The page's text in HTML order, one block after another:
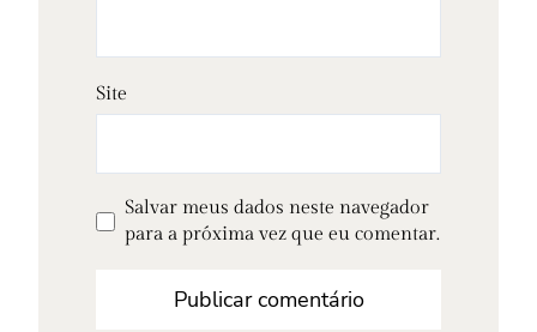
Site
Salvar meus dados neste navegador
para a próxima vez que eu comentar.